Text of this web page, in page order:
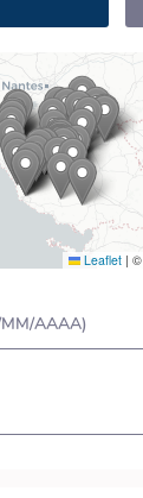
Leaflet | ©
AAAA)